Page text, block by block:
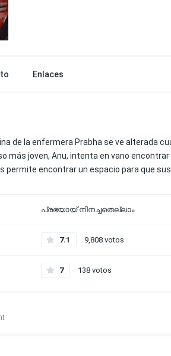
Enlaces
de la enfermera Prabha se ve alterada
más joven, Anu, intenta en vano
permite encontrar un espacio para que
പ്രഭയായ് നിനച്ചതെല്ലാം
7.1 9,808 votos
7 138 votos